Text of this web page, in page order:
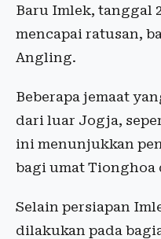
Baru Imlek, tanggal
mencapai ratusan,
Angling.
Beberapa jemaat
dari luar Jogja,
ini menunjukkan
bagi umat Tionghoa
Selain persiapan
dilakukan pada